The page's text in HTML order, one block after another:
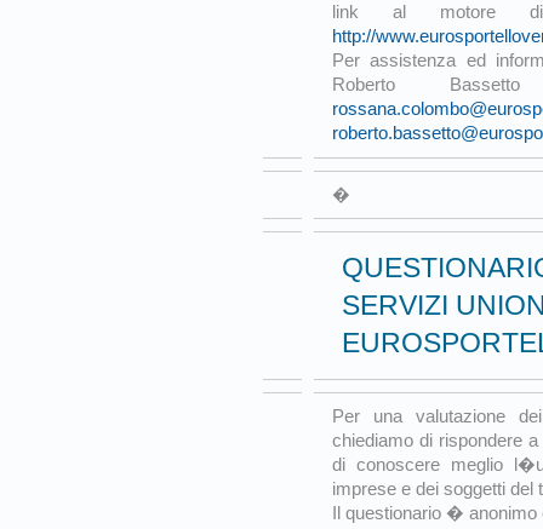
link al motore
http://
Per assistenza ed
Roberto
�
SERVIZI
Per una valutazione
chiediamo di rispondere
di conoscere meglio
imprese e dei soggetti del
Il questionario �